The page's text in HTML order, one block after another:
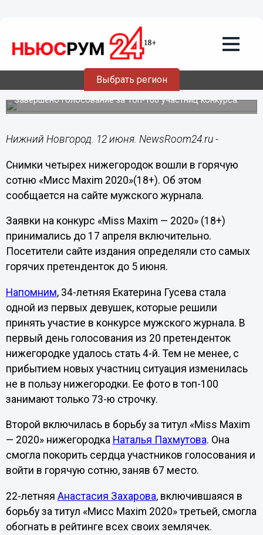
Выбрать регион
12.06.202019:41
Четыре нижегородки попали в
горячую сотню «Мисс Maxim 2020»
Завершено голосование за Топ-100 участниц конкурса.
Нижний Новгород. 12 июня. NewsRoom24.ru -
Снимки четырех нижегородок вошли в горячую
сотню «Мисс Maxim 2020»(18+). Об этом
сообщается на сайте мужского журнала.
Заявки на конкурс «Miss Maxim — 2020» (18+)
принимались до 17 апреля включительно.
Посетители сайте издания определяли сто самых
горячих претенденток до 5 июня.
Напомним, 34-летняя Екатерина Гусева стала
одной из первых девушек, которые решили
принять участие в конкурсе мужского журнала. В
первый день голосования из 20 претенденток
нижегородке удалось стать 4-й. Тем не менее, с
прибытием новых участниц ситуация изменилась
не в пользу нижегородки. Ее фото в топ-100
занимают только 73-ю строчку.
Второй включилась в борьбу за титул «Miss Maxim
— 2020» нижегородка Наталья Пахмутова. Она
смогла покорить сердца участников голосования и
войти в горячую сотню, заняв 67 место.
22-летняя Анастасия Захарова, включившаяся в
борьбу за титул «Мисс Maxim 2020» третьей, смогла
обогнать в рейтинге всех своих землячек.